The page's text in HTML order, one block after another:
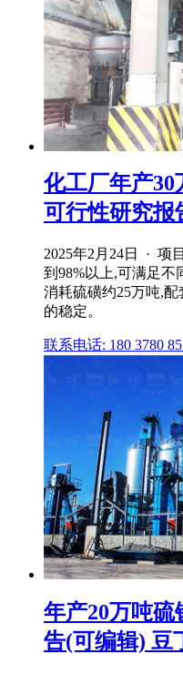
化工厂年产30
可行性研究报
2025年2月24日 · 项
到98%以上,可满足
消耗硫磺约25万吨,
的稳定。
联系电话: 180 3780
年产20万吨
告(可编辑) 豆